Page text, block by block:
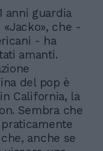
anni guardia
che -
- ha
amanti.
del pop è
California, la
Sembra che
anche se